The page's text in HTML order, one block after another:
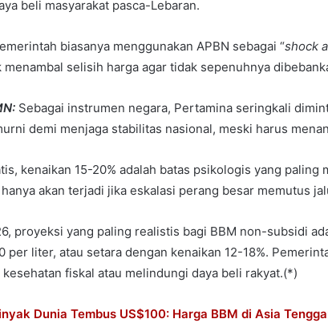
beli masyarakat pasca-Lebaran.
biasanya menggunakan APBN sebagai “shock
menambal selisih harga agar tidak sepenuhnya
Sebagai instrumen negara, Pertamina seringkali
demi menjaga stabilitas nasional, meski harus
kenaikan 15-20% adalah batas psikologis yang paling
akan terjadi jika eskalasi perang besar memutus
proyeksi yang paling realistis bagi BBM non-subsidi
per liter, atau setara dengan kenaikan 12-18%.
kesehatan fiskal atau melindungi daya beli rakyat.(*)
Dunia Tembus US$100: Harga BBM di Asia